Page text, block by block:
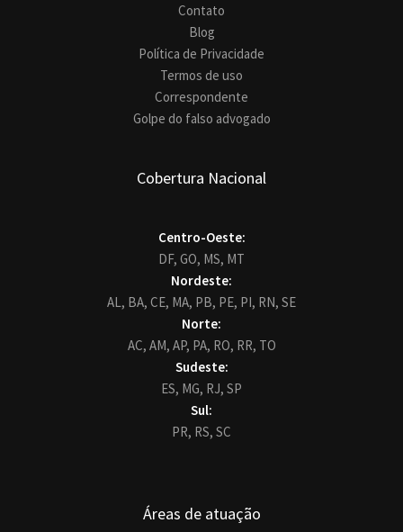
Contato
Blog
Política de Privacidade
Termos de uso
Correspondente
Golpe do falso advogado
Cobertura Nacional
Centro-Oeste:
DF, GO, MS, MT
Nordeste:
AL, BA, CE, MA, PB, PE, PI, RN, SE
Norte:
AC, AM, AP, PA, RO, RR, TO
Sudeste:
ES, MG, RJ, SP
Sul:
PR, RS, SC
Áreas de atuação